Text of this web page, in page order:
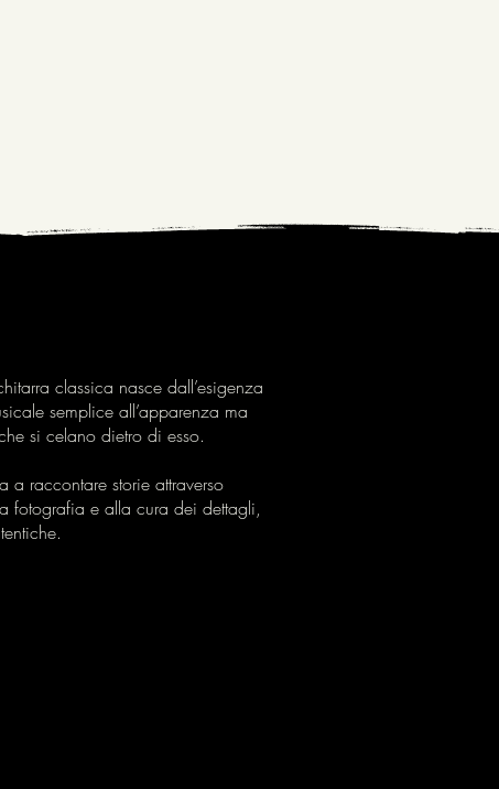
classica nasce dall’esigenza
semplice all’apparenza ma
si celano dietro di esso.
raccontare storie attraverso
fotografia e alla cura dei dettagli,